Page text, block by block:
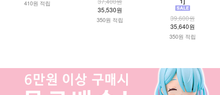
410원 적립
35,530원
350원 적립
39,600원
35,640원
350원 적립